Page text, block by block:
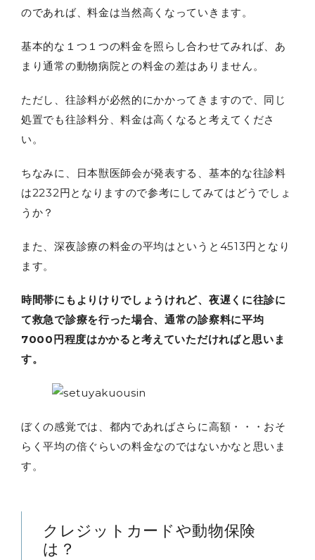
のであれば、料金は当然高くなっていきます。
基本的な１つ１つの料金を照らし合わせてみれば、あ
まり通常の動物病院との料金の差はありません。
ただし、往診料が必然的にかかってきますので、同じ
処置でも往診料分、料金は高くなると考えてくださ
い。
ちなみに、日本獣医師会が発表する、基本的な往診料
は2232円となりますので参考にしてみてはどうでしょ
うか？
また、深夜診療の料金の平均はというと4513円となり
ます。
時間帯にもよりけりでしょうけれど、夜遅くに往診に
て救急で診療を行った場合、通常の診察料に平均
7000円程度はかかると考えていただければと思いま
す。
ぼくの感覚では、都内であればさらに高額・・・おそ
らく平均の倍ぐらいの料金なのではないかなと思いま
す。
クレジットカードや動物保険
は？